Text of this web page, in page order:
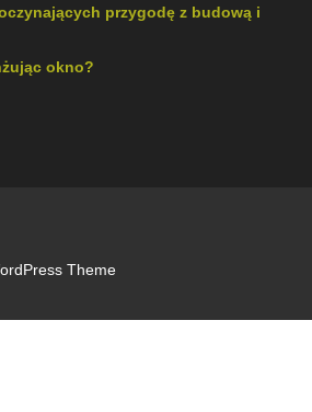
przygodę z budową i
okno?
Theme